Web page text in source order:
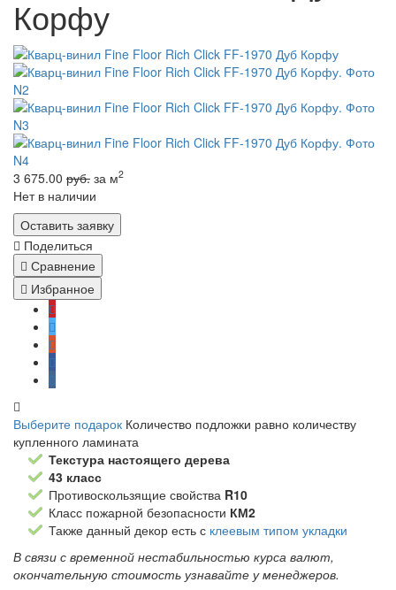
Корфу
3 675.00 руб. за м2
Нет в наличии
Оставить заявку
Поделиться
Сравнение
Избранное
Выберите подарок Количество подложки равно количеству
купленного ламината
Текстура настоящего дерева
43 класс
Противоскользящие свойства R10
Класс пожарной безопасности КМ2
Также данный декор есть с клеевым типом укладки
В связи с временной нестабильностью курса валют,
окончательную стоимость узнавайте у менеджеров.